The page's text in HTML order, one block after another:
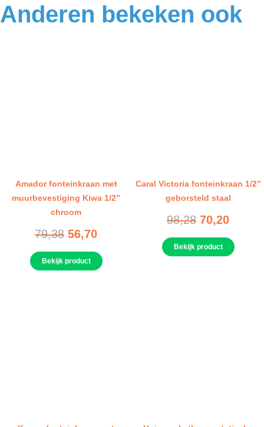
Anderen bekeken ook
Amador fonteinkraan met
muurbevestiging Kiwa 1/2”
chroom
79,38 56,70
Bekijk product
Caral Victoria fonteinkraan 1/2”
geborsteld staal
98,28 70,20
Bekijk product